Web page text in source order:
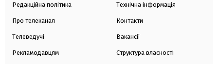
Редакційна політика
Про телеканал
Телеведучі
Рекламодавцям
Технічна інформація
Контакти
Вакансії
Структура власності